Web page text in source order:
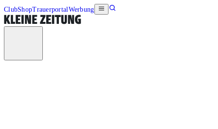
ClubShopTrauerportalWerbung